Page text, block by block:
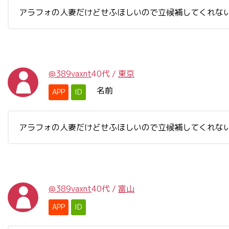
アラフォの人妻だけどせふほしいので立候補してくれな
@389vaxnt40代 / 東京
APP ID 名前
アラフォの人妻だけどせふほしいので立候補してくれな
@389vaxnt40代 / 富山
APP ID